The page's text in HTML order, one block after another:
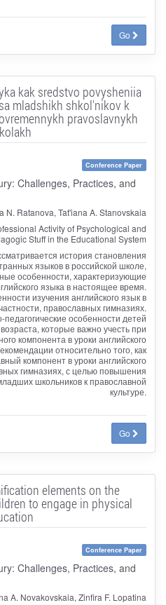
Go
kak sredstvo povysheniia
mladshikh shkol'nikov k
pravoslavnykh
Conference Paper
Challenges, Practices, and
N. Ratanova, Tat'iana A. Stanovskaia
Activity of Psychological and
Stuff in the Educational System
история становления
языков в российской школе,
особенности, характеризующие
языка в настоящее время.
изучения английского язык в
православных гимназиях.
особенности детей
которые важно учесть при
компонента в уроки английского
относительно того, как
компонент в уроки английского
гимназиях, с целью повышения
школьников к православной
культуре.
Go
elements on the
to engage in physical
Conference Paper
Challenges, Practices, and
A. Novakovskaia, Zinfira F. Lopatina